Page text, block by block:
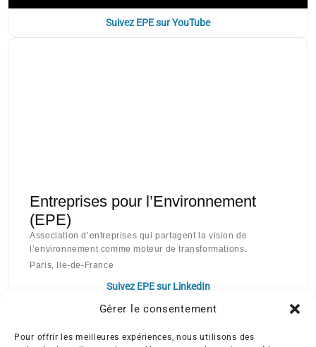
Gérer le consentement
Pour offrir les meilleures expériences, nous utilisons des
Suivez EPE sur YouTube
Entreprises pour l’Environnement
(EPE)
Association d’entreprises qui partagent la vision de
l’environnement comme moteur de transformations.
Paris, Ile-de-France
Suivez EPE sur LinkedIn